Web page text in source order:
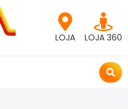
LOJA LOJA 360